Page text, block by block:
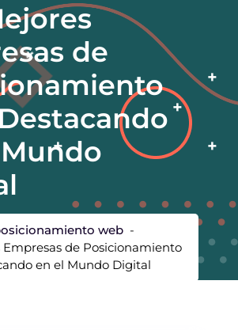
de
web -
Empresas de Posicionamiento
en el Mundo Digital